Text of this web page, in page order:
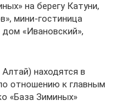
на берегу Катуни,
мини-гостиница
«Ивановский»,
находятся в
отношению к главным
«База Зиминых»